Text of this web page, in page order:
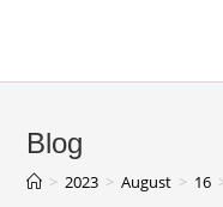
Blog
> 2023 > August > 16